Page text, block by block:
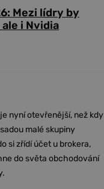
Mezi lídry by
i Nvidia
nyní otevřenější, než kdy
malé skupiny
si zřídí účet u brokera,
do světa obchodování